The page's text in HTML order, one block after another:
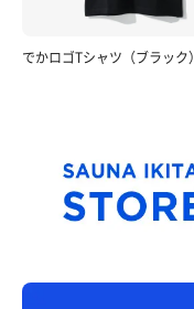
でかロゴTシャツ（ブラック）